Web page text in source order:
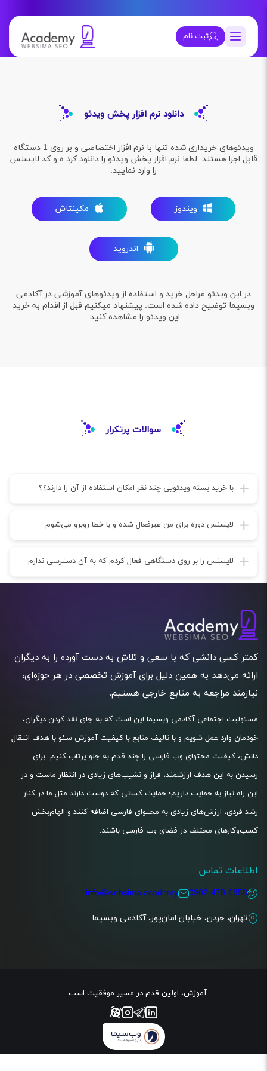
ثبت نام
دانلود نرم افزار پخش ویدئو
ویدئوهای خریداری شده تنها با نرم افزار اختصاصی و بر روی 1 دستگاه
قابل اجرا هستند. لطفا نرم افزار پخش ویدئو را دانلود کرد ه و کد لایسنس
را وارد نمایید.
ویندوز مکینتاش
اندروید
در این ویدئو مراحل خرید و استفاده از ویدئوهای آموزشی در آکادمی
وبسیما توضیح داده شده است. پیشنهاد میکنیم قبل از اقدام به خرید
این ویدئو را مشاهده کنید.
سوالات پرتکرار
با خرید بسته ویدئویی چند نفر امکان استفاده از آن را دارند؟؟
لایسنس دوره برای من غیرفعال شده و با خطا روبرو می‌شوم
لایسنس را بر روی دستگاهی فعال کردم که به آن دسترسی ندارم
کمتر کسی دانشی که با سعی و تلاش به دست آورده را به دیگران
ارائه می‌دهد به همین دلیل برای آموزش تخصصی در هر حوزه‌ای،
نیازمند مراجعه به منابع خارجی هستیم.
مسئولیت اجتماعی آکادمی وبسیما این است که به جای نقد کردن دیگران،
خودمان وارد عمل شویم و با تالیف منابع با کیفیت آموزش سئو با هدف انتقال
دانش، کیفیت محتوای وب فارسی را چند قدم به جلو پرتاب کنیم. برای
رسیدن به این هدف ارزشمند، فراز و نشیب‌های زیادی در انتظار ماست و در
این راه نیاز به حمایت داریم؛ حمایت کسانی که دوست دارند مثل ما در کنار
رشد فردی، ارزش‌های زیادی به محتوای فارسی اضافه کنند و الهام‌بخش
کسب‌و‌کارهای مختلف در فضای وب فارسی باشند.
اطلاعات تماس
0902-478-6858
info@websima.academy
تهران، جردن، خیابان امان‌پور، آکادمی وبسیما
آموزش، اولین قدم در مسیر موفقیت است…